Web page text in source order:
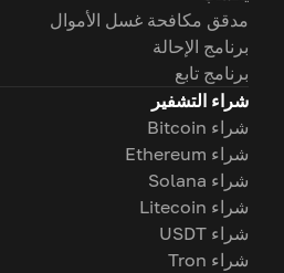
مدقق مكافحة غسل الأموال
برنامج الإحالة
برنامج تابع
شراء التشفير
شراء Bitcoin
شراء Ethereum
شراء Solana
شراء Litecoin
شراء USDT
شراء Tron